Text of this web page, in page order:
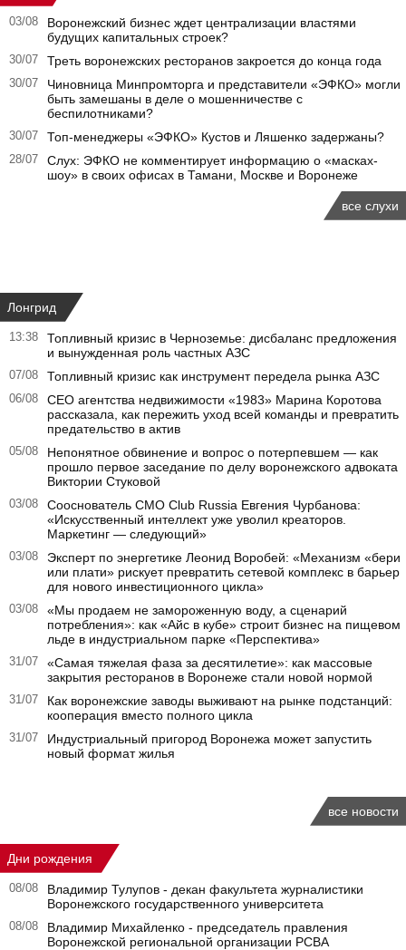
03/08
Воронежский бизнес ждет централизации властями
будущих капитальных строек?
30/07 Треть воронежских ресторанов закроется до конца года
30/07
Чиновница Минпромторга и представители «ЭФКО» могли
быть замешаны в деле о мошенничестве с
беспилотниками?
30/07 Топ-менеджеры «ЭФКО» Кустов и Ляшенко задержаны?
28/07
Слух: ЭФКО не комментирует информацию о «масках-
шоу» в своих офисах в Тамани, Москве и Воронеже
все слухи
Лонгрид
13:38
Топливный кризис в Черноземье: дисбаланс предложения
и вынужденная роль частных АЗС
07/08 Топливный кризис как инструмент передела рынка АЗС
06/08
CEO агентства недвижимости «1983» Марина Коротова
рассказала, как пережить уход всей команды и превратить
предательство в актив
05/08
Непонятное обвинение и вопрос о потерпевшем — как
прошло первое заседание по делу воронежского адвоката
Виктории Стуковой
03/08
Сооснователь CMO Club Russia Евгения Чурбанова:
«Искусственный интеллект уже уволил креаторов.
Маркетинг — следующий»
03/08
Эксперт по энергетике Леонид Воробей: «Механизм «бери
или плати» рискует превратить сетевой комплекс в барьер
для нового инвестиционного цикла»
03/08
«Мы продаем не замороженную воду, а сценарий
потребления»: как «Айс в кубе» строит бизнес на пищевом
льде в индустриальном парке «Перспектива»
31/07
«Самая тяжелая фаза за десятилетие»: как массовые
закрытия ресторанов в Воронеже стали новой нормой
31/07
Как воронежские заводы выживают на рынке подстанций:
кооперация вместо полного цикла
31/07
Индустриальный пригород Воронежа может запустить
новый формат жилья
все новости
Дни рождения
08/08
Владимир Тулупов - декан факультета журналистики
Воронежского государственного университета
08/08
Владимир Михайленко - председатель правления
Воронежской региональной организации РСВА